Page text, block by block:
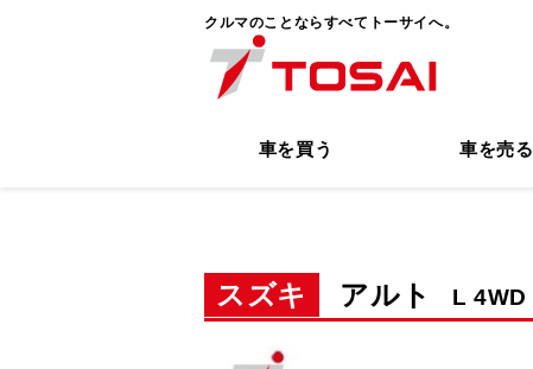
クルマのことならすべてトーサイへ。
車を買う 車を売る
スズキ アルト L 4WD